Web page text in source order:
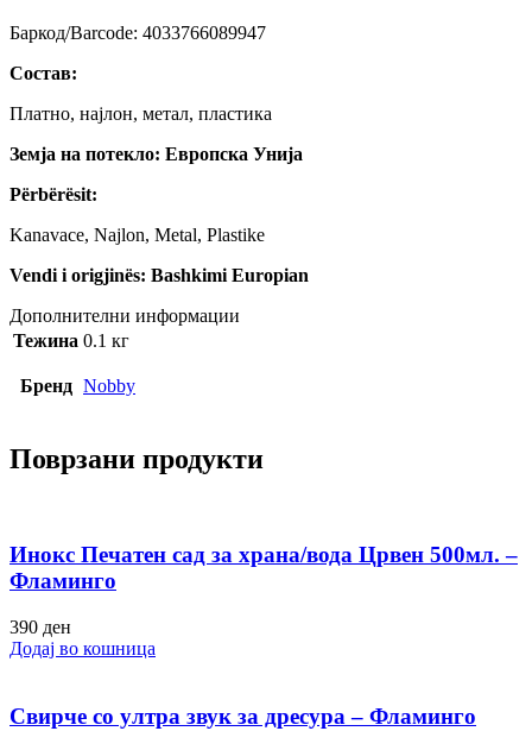
Баркод/Barcode: 4033766089947
Состав:
Платно, најлон, метал, пластика
Земја на потекло: Европска Унија
Përbërësit:
Kanavace, Najlon, Metal, Plastike
Vendi i origjinës: Bashkimi Europian
Дополнителни информации
Тежина 0.1 кг
Бренд Nobby
Поврзани продукти
Инокс Печатен сад за храна/вода Црвен 500мл. –
Фламинго
390 ден
Додај во кошница
Свирче со ултра звук за дресура – Фламинго